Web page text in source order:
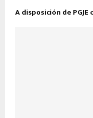
A disposición de